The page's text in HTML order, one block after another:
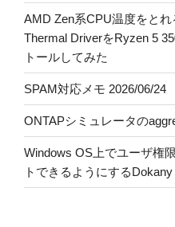
AMD Zen系CPU温度をと
Thermal DriverをRyzen 5
トールしてみた
SPAM対応メモ 2026/06/24
ONTAPシミュレータの
Windows OS上でユーザ権
トできるようにするDokany